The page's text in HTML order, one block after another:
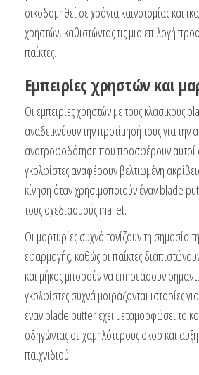
οικοδομηθεί σε χρόνια καινοτομίας και
χρηστών, καθιστώντας τις μια επιλογή
παίκτες.
Εμπειρίες χρηστών και
Οι εμπειρίες χρηστών με τους κλασικούς
αναδεικνύουν την προτίμησή τους για την
ανατροφοδότηση που προσφέρουν αυτοί
γκολφίστες αναφέρουν βελτιωμένη
κίνηση όταν χρησιμοποιούν έναν blade
τους σχεδιασμούς mallet.
Οι μαρτυρίες συχνά τονίζουν τη σημασία
εφαρμογής, καθώς οι παίκτες
και μήκος μπορούν να επηρεάσουν
γκολφίστες συχνά μοιράζονται ιστορίες
έναν blade putter έχει μεταμορφώσει το
οδηγώντας σε χαμηλότερους σκορ και
παιχνιδιού.